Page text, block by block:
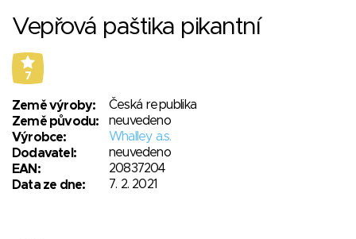
Vepřová paštika pikantní
7
Země výroby:
Česká republika
Země původu:
neuvedeno
Výrobce:
Whalley a.s.
Dodavatel:
neuvedeno
EAN:
20837204
Data ze dne:
7. 2. 2021